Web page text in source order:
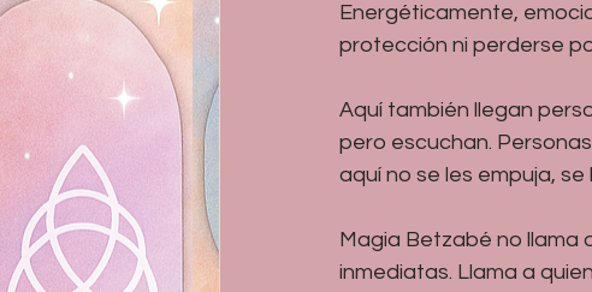
Energéticamente,
protección ni perderse
Aquí también llegan
pero escuchan.
aquí no se les empuja,
Magia Betzabé no llama
inmediatas. Llama a